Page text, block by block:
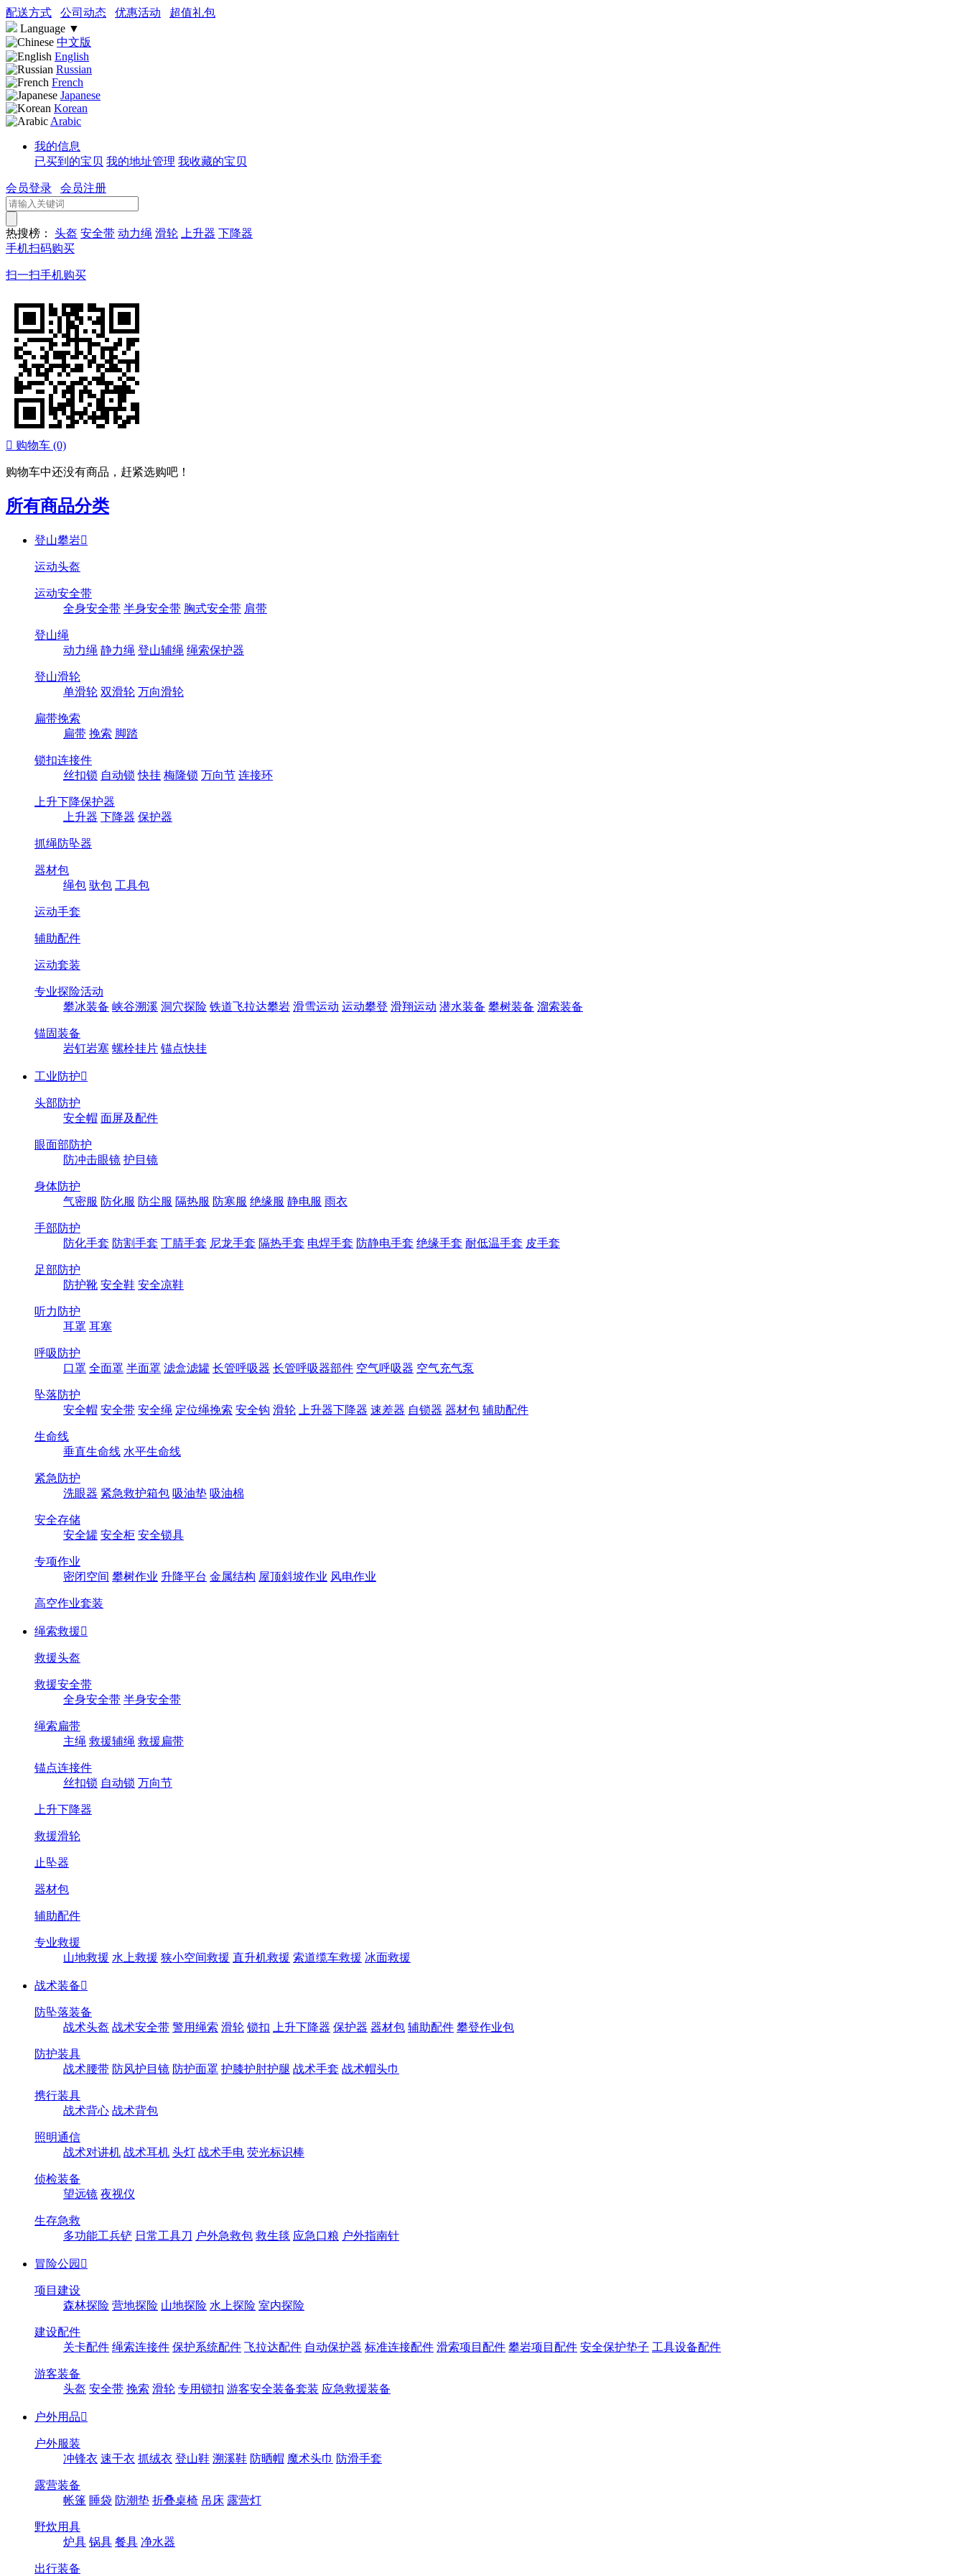
配送方式 公司动态 优惠活动
超值礼包
Language ▼
中文版
English
Russian
French
Japanese
Korean
Arabic
我的信息
已买到的宝贝 我的地址管理 我收藏的宝贝
会员登录 会员注册
热搜榜： 头盔 安全带 动力绳 滑轮 上升器 下降器
手机扫码购买
扫一扫手机购买
 购物车 (0)
购物车中还没有商品，赶紧选购吧！
所有商品分类
登山攀岩
运动头盔
运动安全带
全身安全带 半身安全带 胸式安全带 肩带
登山绳
动力绳 静力绳 登山辅绳 绳索保护器
登山滑轮
单滑轮 双滑轮 万向滑轮
扁带挽索
扁带 挽索 脚踏
锁扣连接件
丝扣锁 自动锁 快挂 梅隆锁 万向节 连接环
上升下降保护器
上升器 下降器 保护器
抓绳防坠器
器材包
绳包 驮包 工具包
运动手套
辅助配件
运动套装
专业探险活动
攀冰装备 峡谷溯溪 洞穴探险 铁道飞拉达攀岩 滑雪运动 运动攀登 滑翔运动 潜水装备 攀树装备 溜索装备
锚固装备
岩钉岩塞 螺栓挂片 锚点快挂
工业防护
头部防护
安全帽 面屏及配件
眼面部防护
防冲击眼镜 护目镜
身体防护
气密服 防化服 防尘服 隔热服 防寒服 绝缘服 静电服 雨衣
手部防护
防化手套 防割手套 丁腈手套 尼龙手套 隔热手套 电焊手套 防静电手套 绝缘手套 耐低温手套 皮手套
足部防护
防护靴 安全鞋 安全凉鞋
听力防护
耳罩 耳塞
呼吸防护
口罩 全面罩 半面罩 滤盒滤罐 长管呼吸器 长管呼吸器部件 空气呼吸器 空气充气泵
坠落防护
安全帽 安全带 安全绳 定位绳挽索 安全钩 滑轮 上升器下降器 速差器 自锁器 器材包 辅助配件
生命线
垂直生命线 水平生命线
紧急防护
洗眼器 紧急救护箱包 吸油垫 吸油棉
安全存储
安全罐 安全柜 安全锁具
专项作业
密闭空间 攀树作业 升降平台 金属结构 屋顶斜坡作业 风电作业
高空作业套装
绳索救援
救援头盔
救援安全带
全身安全带 半身安全带
绳索扁带
主绳 救援辅绳 救援扁带
锚点连接件
丝扣锁 自动锁 万向节
上升下降器
救援滑轮
止坠器
器材包
辅助配件
专业救援
山地救援 水上救援 狭小空间救援 直升机救援 索道缆车救援 冰面救援
战术装备
防坠落装备
战术头盔 战术安全带 警用绳索 滑轮 锁扣 上升下降器 保护器 器材包 辅助配件 攀登作业包
防护装具
战术腰带 防风护目镜 防护面罩 护膝护肘护腿 战术手套 战术帽头巾
携行装具
战术背心 战术背包
照明通信
战术对讲机 战术耳机 头灯 战术手电 荧光标识棒
侦检装备
望远镜 夜视仪
生存急救
多功能工兵铲 日常工具刀 户外急救包 救生毯 应急口粮 户外指南针
冒险公园 
项目建设
森林探险 营地探险 山地探险 水上探险 室内探险
建设配件
关卡配件 绳索连接件 保护系统配件 飞拉达配件 自动保护器 标准连接配件 滑索项目配件 攀岩项目配件 安全保护垫子 工具设备配件
游客装备
头盔 安全带 挽索 滑轮 专用锁扣 游客安全装备套装 应急救援装备
户外用品
户外服装
冲锋衣 速干衣 抓绒衣 登山鞋 溯溪鞋 防晒帽 魔术头巾 防滑手套
露营装备
帐篷 睡袋 防潮垫 折叠桌椅 吊床 露营灯
野炊用具
炉具 锅具 餐具 净水器
出行装备